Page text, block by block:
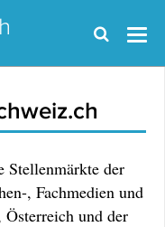
Stellenmärkte der
, Fachmedien und
und der